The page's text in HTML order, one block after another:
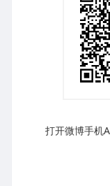
打开微博手机